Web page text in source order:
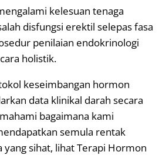
kelesuan tenaga
disfungsi erektil selepas fasa
penilaian endokrinologi
holistik.
keseimbangan hormon
data klinikal darah secara
bagaimana kami
semula rentak
sihat, lihat Terapi Hormon